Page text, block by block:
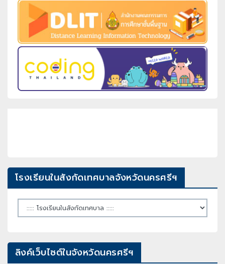
โรงเรียนในสังกัดเทศบาลจังหวัดนครศรีฯ
ลิงค์เว็บไซต์ในจังหวัดนครศรีฯ